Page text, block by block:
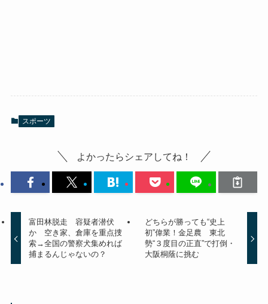
スポーツ
よかったらシェアしてね！
富田林脱走 容疑者潜伏
か 空き家、倉庫を重点捜
索→全国の警察犬集めれば
捕まるんじゃないの？
どちらが勝っても“史上
初”偉業！金足農 東北
勢“３度目の正直”で打倒・
大阪桐蔭に挑む